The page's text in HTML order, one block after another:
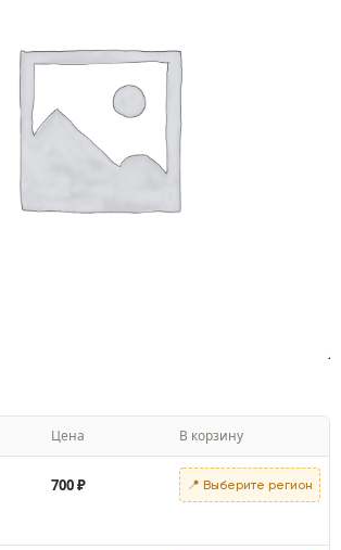
Цена В корзину
700₽ 📍 Выберите регион